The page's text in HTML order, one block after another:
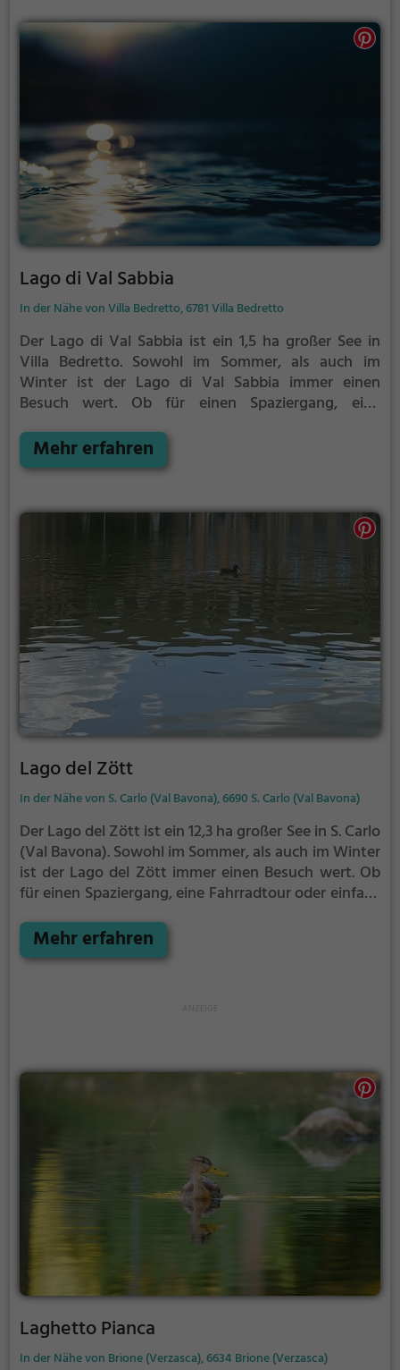
Lago di Val Sabbia
In der Nähe von Villa Bedretto, 6781 Villa Bedretto
Der Lago di Val Sabbia ist ein 1,5 ha großer See in
Villa Bedretto. Sowohl im Sommer, als auch im
Winter ist der Lago di Val Sabbia immer einen
Besuch wert. Ob für einen Spaziergang, eine
der Lago di Val Sabbia bietet zahlreiche
Möglichkeiten für Freizeitaktivitäten.
Mehr erfahren
Lago del Zött
In der Nähe von S. Carlo (Val Bavona), 6690 S. Carlo (Val Bavona)
Der Lago del Zött ist ein 12,3 ha großer See in S. Carlo
(Val Bavona).Sowohl im Sommer, als auch im Winter
ist der Lago del Zött immer einen Besuch wert. Ob
für einen Spaziergang, eine Fahrradtour oder einfach
zahlreiche Möglichkeiten für Freizeitaktivitäten.
Mehr erfahren
Laghetto Pianca
In der Nähe von Brione (Verzasca), 6634 Brione (Verzasca)